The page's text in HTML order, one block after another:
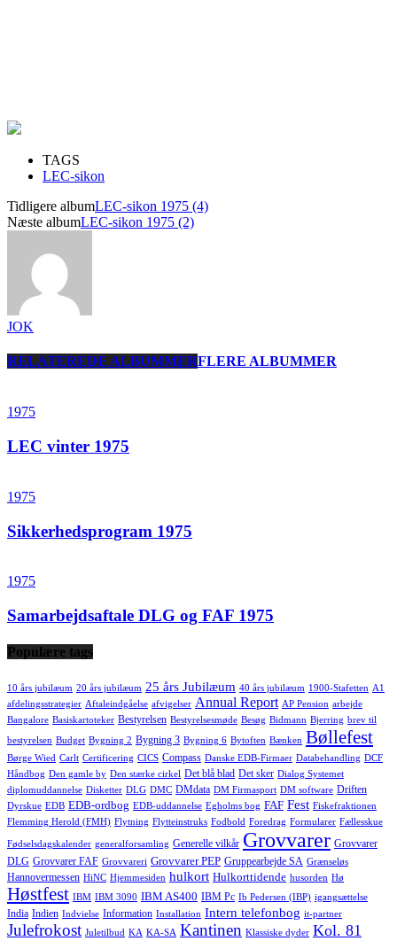
TAGS
LEC-sikon
Tidligere albumLEC-sikon 1975 (4)
Næste albumLEC-sikon 1975 (2)
JOK
RELATEREDE ALBUMMERFLERE ALBUMMER
1975
LEC vinter 1975
1975
Sikkerhedsprogram 1975
1975
Samarbejdsaftale DLG og FAF 1975
Populære tags
10 års jubilæum 20 års jubilæum 25 års Jubilæum 40 års jubilæum 1900-Stafetten A1
afdelingsstrategier Aftaleindgåelse afvigelser Annual Report AP Pension arbejde
Bangalore Basiskartoteker Bestyrelsen Bestyrelsesmøde Besøg Bidmann Bjerring brev til
bestyrelsen Budget Bygning 2 Bygning 3 Bygning 6 Bytoften Bænken Bøllefest
Børge Wied Carlt Certificering CICS Compass Danske EDB-Firmaer Databehandling DCF
Håndbog Den gamle by Den stærke cirkel Det blå blad Det sker Dialog Systemet
diplomuddannelse Disketter DLG DMC DMdata DM Firmasport DM software Driften
Dyrskue EDB EDB-ordbog EDB-uddannelse Egholms bog FAF Fest Fiskefraktionen
Flemming Herold (FMH) Flytning Flytteinstruks Fodbold Foredrag Formularer Fællesskue
Fødselsdagskalender generalforsamling Generelle vilkår Grovvarer Grovvarer
DLG Grovvarer FAF Grovvareri Grovvarer PEP Gruppearbejde SA Grænseløs
Hannovermessen HiNC Hjemmesiden hulkort Hulkorttidende husorden Hø
Høstfest IBM IBM 3090 IBM AS400 IBM Pc Ib Pedersen (IBP) igangsættelse
India Indien Indvielse Information Installation Intern telefonbog it-partner
Julefrokost Juletilbud KA KA-SA Kantinen Klassiske dyder Kol. 81